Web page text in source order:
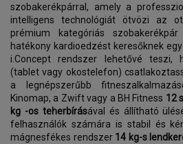
szobakerékpárral, amely a
intelligens technológiát ötvözi az
prémium kategóriás
hatékony kardioedzést keresőknek
i.Concept rendszer lehetővé teszi,
(tablet vagy okostelefon)
a legnépszerűbb
Kinomap, a Zwift vagy a BH Fitness 12
kg -os teherbírásával és állítható
felhasználók számára is stabil és
mágnesfékes rendszer 14 kg-s